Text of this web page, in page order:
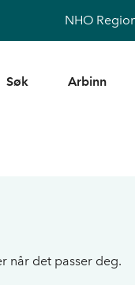
NHO
Søk Arbinn
når det passer deg.